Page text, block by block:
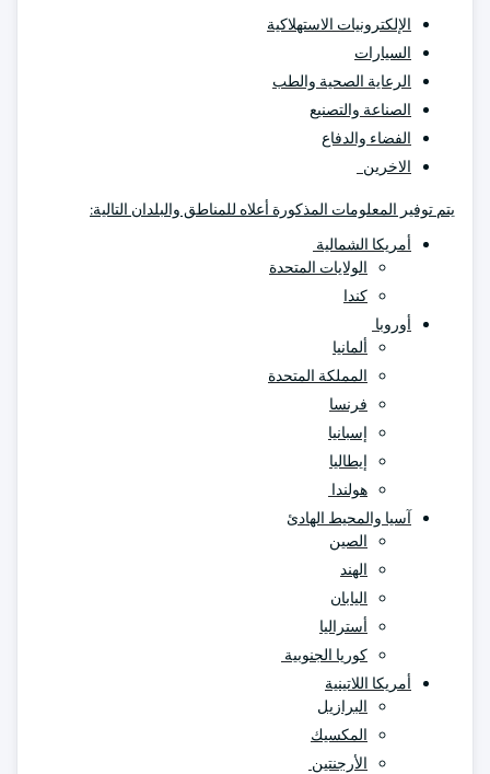
الإلكترونيات الاستهلاكية
السيارات
الرعاية الصحية والطب
الصناعة والتصنيع
الفضاء والدفاع
الاخرين
يتم توفير المعلومات المذكورة أعلاه للمناطق والبلدان التالية:
أمريكا الشمالية
الولايات المتحدة
كندا
أوروبا
ألمانيا
المملكة المتحدة
فرنسا
إسبانيا
إيطاليا
هولندا
آسيا والمحيط الهادئ
الصين
الهند
اليابان
أستراليا
كوريا الجنوبية
أمريكا اللاتينية
البرازيل
المكسيك
الأرجنتين